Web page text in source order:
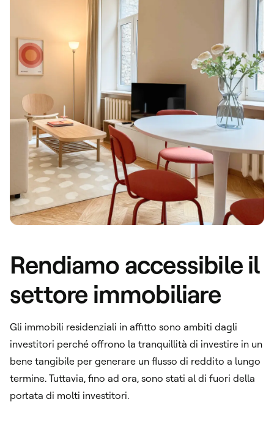
Rendiamo accessibile il
settore immobiliare
Gli immobili residenziali in affitto sono ambiti dagli
investitori perché offrono la tranquillità di investire in un
bene tangibile per generare un flusso di reddito a lungo
termine. Tuttavia, fino ad ora, sono stati al di fuori della
portata di molti investitori.